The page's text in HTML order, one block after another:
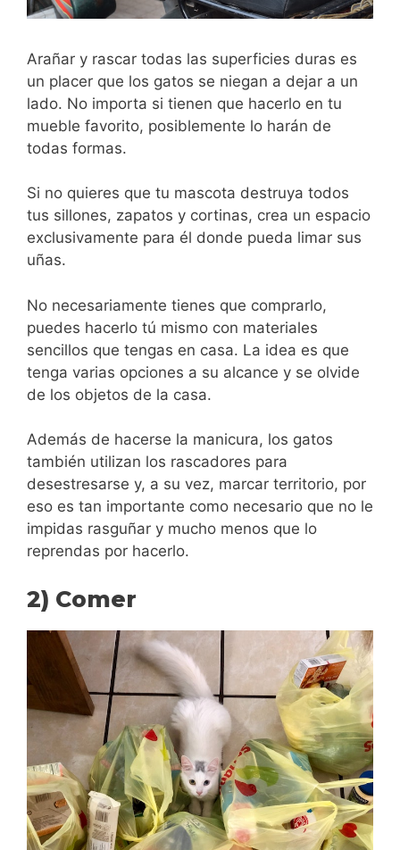
Arañar y rascar todas las superficies duras es
un placer que los gatos se niegan a dejar a un
lado. No importa si tienen que hacerlo en tu
mueble favorito, posiblemente lo harán de
todas formas.
Si no quieres que tu mascota destruya todos
tus sillones, zapatos y cortinas, crea un espacio
exclusivamente para él donde pueda limar sus
uñas.
No necesariamente tienes que comprarlo,
puedes hacerlo tú mismo con materiales
sencillos que tengas en casa. La idea es que
tenga varias opciones a su alcance y se olvide
de los objetos de la casa.
Además de hacerse la manicura, los gatos
también utilizan los rascadores para
desestresarse y, a su vez, marcar territorio, por
eso es tan importante como necesario que no le
impidas rasguñar y mucho menos que lo
reprendas por hacerlo.
2) Comer